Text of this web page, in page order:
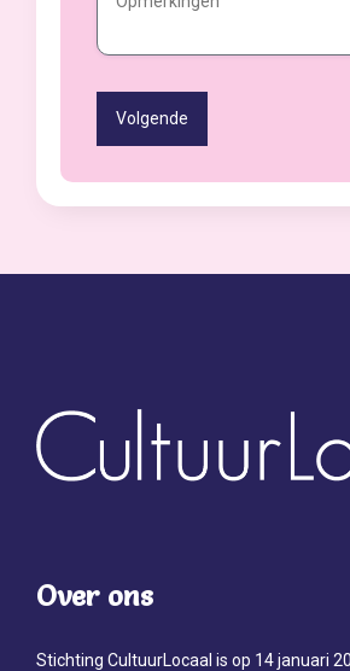
Volgende
Over ons
Stichting CultuurLocaal is op 14 januari